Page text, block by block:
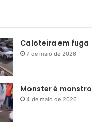
Caloteira em fuga
7 de maio de 2026
Monster é monstro
4 de maio de 2026